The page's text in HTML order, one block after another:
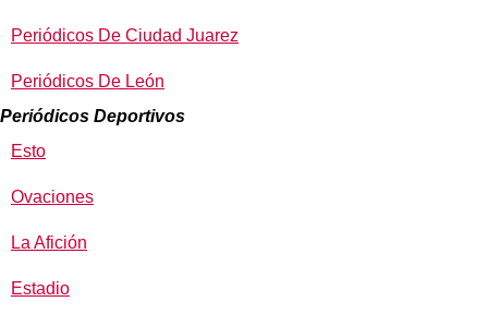
Periódicos De Ciudad Juarez
Periódicos De León
Periódicos Deportivos
Esto
Ovaciones
La Afición
Estadio